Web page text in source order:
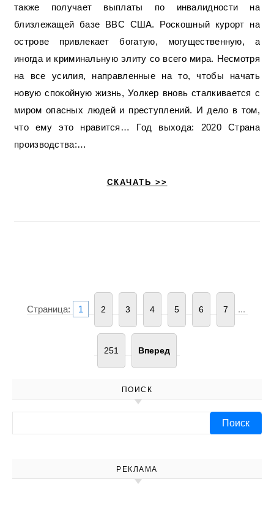
также получает выплаты по инвалидности на
близлежащей базе ВВС США. Роскошный курорт на
острове привлекает богатую, могущественную, а
иногда и криминальную элиту со всего мира. Несмотря
на все усилия, направленные на то, чтобы начать
новую спокойную жизнь, Уолкер вновь сталкивается с
миром опасных людей и преступлений. И дело в том,
что ему это нравится… Год выхода: 2020 Страна
производства:…
СКАЧАТЬ >>
Страница: 1 2 3 4 5 6 7 ...
251 Вперед
ПОИСК
РЕКЛАМА